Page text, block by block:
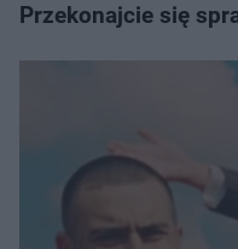
Przekonajcie się